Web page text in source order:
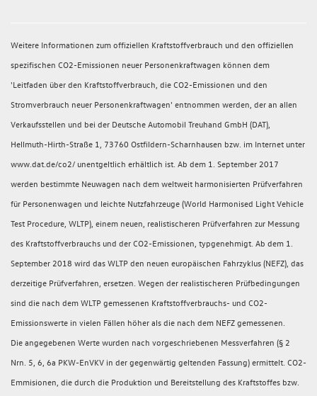
Weitere Informationen zum offiziellen Kraftstoffverbrauch und den offiziellen
spezifischen CO2-Emissionen neuer Personenkraftwagen können dem
'Leitfaden über den Kraftstoffverbrauch, die CO2-Emissionen und den
Stromverbrauch neuer Personenkraftwagen' entnommen werden, der an allen
Verkaufsstellen und bei der Deutsche Automobil Treuhand GmbH (DAT),
Hellmuth-Hirth-Straße 1, 73760 Ostfildern-Scharnhausen bzw. im Internet unter
www.dat.de/co2/ unentgeltlich erhältlich ist. Ab dem 1. September 2017
werden bestimmte Neuwagen nach dem weltweit harmonisierten Prüfverfahren
für Personenwagen und leichte Nutzfahrzeuge (World Harmonised Light Vehicle
Test Procedure, WLTP), einem neuen, realistischeren Prüfverfahren zur Messung
des Kraftstoffverbrauchs und der CO2-Emissionen, typgenehmigt. Ab dem 1.
September 2018 wird das WLTP den neuen europäischen Fahrzyklus (NEFZ), das
derzeitige Prüfverfahren, ersetzen. Wegen der realistischeren Prüfbedingungen
sind die nach dem WLTP gemessenen Kraftstoffverbrauchs- und CO2-
Emissionswerte in vielen Fällen höher als die nach dem NEFZ gemessenen.
Die angegebenen Werte wurden nach vorgeschriebenen Messverfahren (§ 2
Nrn. 5, 6, 6a PKW-EnVKV in der gegenwärtig geltenden Fassung) ermittelt. CO2-
Emmisionen, die durch die Produktion und Bereitstellung des Kraftstoffes bzw.